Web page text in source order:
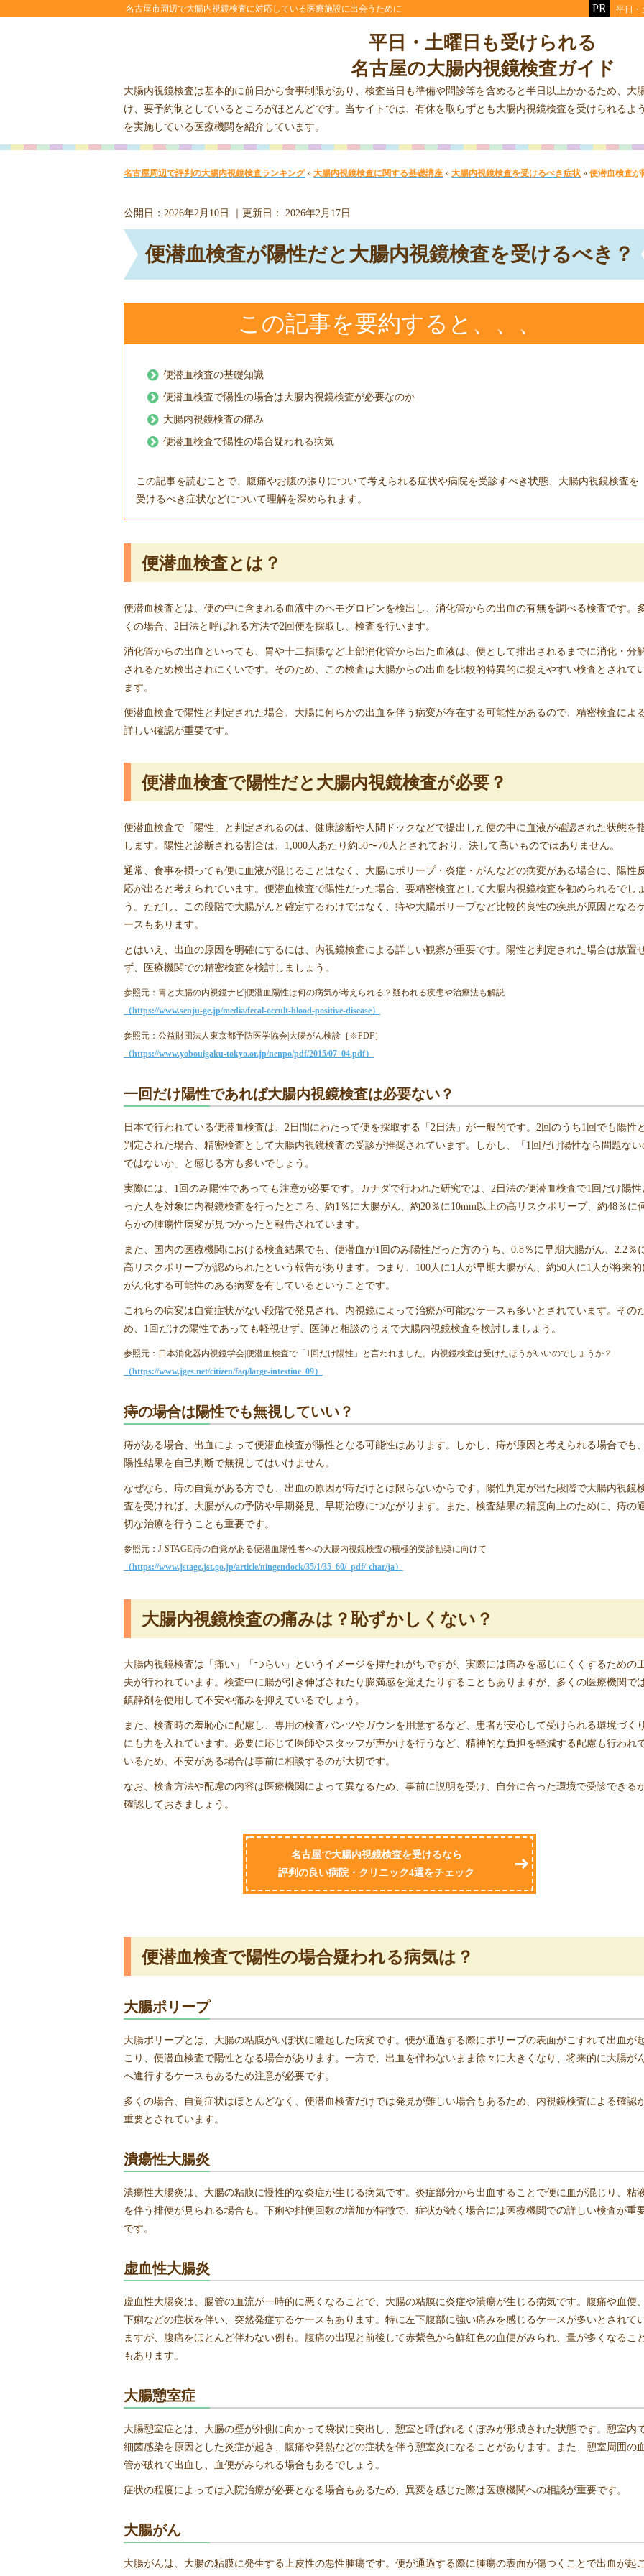
平日・
名古屋市周辺で大腸内視鏡検査に対応している医療施設に出会うために
平日・土曜日も受けられる
名古屋の大腸内視鏡検査ガイド
大腸内視鏡検査は基本的に前日から食事制限があり、検査当日も準備や問診等を含めると半日以上かかるため、大
け、要予約制としているところがほとんどです。当サイトでは、有休を取らずとも大腸内視鏡検査を受けられるよ
を実施している医療機関を紹介しています。
名古屋周辺で評判の大腸内視鏡検査ランキング» 大腸内視鏡検査に関する基礎講座 » 大腸内視鏡検査を受けるべき症状 » 便潜血検査が
公開日： 2026年2月10日 ｜更新日： 2026年2月17日
便潜血検査が陽性だと大腸内視鏡検査を受けるべき？
この記事を要約すると、、、
便潜血検査の基礎知識
便潜血検査で陽性の場合は大腸内視鏡検査が必要なのか
大腸内視鏡検査の痛み
便潜血検査で陽性の場合疑われる病気
この記事を読むことで、腹痛やお腹の張りについて考えられる症状や病院を受診すべき状態、大腸内視鏡検査を
受けるべき症状などについて理解を深められます。
便潜血検査とは？
便潜血検査とは、便の中に含まれる血液中のヘモグロビンを検出し、消化管からの出血の有無を調べる検査です。
くの場合、2日法と呼ばれる方法で2回便を採取し、検査を行います。
消化管からの出血といっても、胃や十二指腸など上部消化管から出た血液は、便として排出されるまでに消化・分
されるため検出されにくいです。そのため、この検査は大腸からの出血を比較的特異的に捉えやすい検査とされて
ます。
便潜血検査で陽性と判定された場合、大腸に何らかの出血を伴う病変が存在する可能性があるので、精密検査によ
詳しい確認が重要です。
便潜血検査で陽性だと大腸内視鏡検査が必要？
便潜血検査で「陽性」と判定されるのは、健康診断や人間ドックなどで提出した便の中に血液が確認された状態を
します。陽性と診断される割合は、1,000人あたり約50〜70人とされており、決して高いものではありません。
通常、食事を摂っても便に血液が混じることはなく、大腸にポリープ・炎症・がんなどの病変がある場合に、陽性
応が出ると考えられています。便潜血検査で陽性だった場合、要精密検査として大腸内視鏡検査を勧められるでしょ
う。ただし、この段階で大腸がんと確定するわけではなく、痔や大腸ポリープなど比較的良性の疾患が原因となる
ースもあります。
とはいえ、出血の原因を明確にするには、内視鏡検査による詳しい観察が重要です。陽性と判定された場合は放置
ず、医療機関での精密検査を検討しましょう。
参照元：胃と大腸の内視鏡ナビ|便潜血陽性は何の病気が考えられる？疑われる疾患や治療法も解説
（https://www.senju-ge.jp/media/fecal-occult-blood-positive-disease）
参照元：公益財団法人東京都予防医学協会|大腸がん検診［※PDF］
（https://www.yobouigaku-tokyo.or.jp/nenpo/pdf/2015/07_04.pdf）
一回だけ陽性であれば大腸内視鏡検査は必要ない？
日本で行われている便潜血検査は、2日間にわたって便を採取する「2日法」が一般的です。2回のうち1回でも陽性と
判定された場合、精密検査として大腸内視鏡検査の受診が推奨されています。しかし、「1回だけ陽性なら問題ない
ではないか」と感じる方も多いでしょう。
実際には、1回のみ陽性であっても注意が必要です。カナダで行われた研究では、2日法の便潜血検査で1回だけ陽性
った人を対象に内視鏡検査を行ったところ、約1％に大腸がん、約20％に10mm以上の高リスクポリープ、約48％に
らかの腫瘍性病変が見つかったと報告されています。
また、国内の医療機関における検査結果でも、便潜血が1回のみ陽性だった方のうち、0.8％に早期大腸がん、2.2％
高リスクポリープが認められたという報告があります。つまり、100人に1人が早期大腸がん、約50人に1人が将来的
がん化する可能性のある病変を有しているということです。
これらの病変は自覚症状がない段階で発見され、内視鏡によって治療が可能なケースも多いとされています。その
め、1回だけの陽性であっても軽視せず、医師と相談のうえで大腸内視鏡検査を検討しましょう。
参照元：日本消化器内視鏡学会|便潜血検査で「1回だけ陽性」と言われました。内視鏡検査は受けたほうがいいのでしょうか？
（https://www.jges.net/citizen/faq/large-intestine_09）
痔の場合は陽性でも無視していい？
痔がある場合、出血によって便潜血検査が陽性となる可能性はあります。しかし、痔が原因と考えられる場合でも、
陽性結果を自己判断で無視してはいけません。
なぜなら、痔の自覚がある方でも、出血の原因が痔だけとは限らないからです。陽性判定が出た段階で大腸内視鏡
査を受ければ、大腸がんの予防や早期発見、早期治療につながります。また、検査結果の精度向上のために、痔の
切な治療を行うことも重要です。
参照元：J-STAGE|痔の自覚がある便潜血陽性者への大腸内視鏡検査の積極的受診勧奨に向けて
（https://www.jstage.jst.go.jp/article/ningendock/35/1/35_60/_pdf/-char/ja）
大腸内視鏡検査の痛みは？恥ずかしくない？
大腸内視鏡検査は「痛い」「つらい」というイメージを持たれがちですが、実際には痛みを感じにくくするための
夫が行われています。検査中に腸が引き伸ばされたり膨満感を覚えたりすることもありますが、多くの医療機関で
鎮静剤を使用して不安や痛みを抑えているでしょう。
また、検査時の羞恥心に配慮し、専用の検査パンツやガウンを用意するなど、患者が安心して受けられる環境づくり
にも力を入れています。必要に応じて医師やスタッフが声かけを行うなど、精神的な負担を軽減する配慮も行われ
いるため、不安がある場合は事前に相談するのが大切です。
なお、検査方法や配慮の内容は医療機関によって異なるため、事前に説明を受け、自分に合った環境で受診できる
確認しておきましょう。
名古屋で大腸内視鏡検査を受けるなら
評判の良い病院・クリニック4選をチェック
便潜血検査で陽性の場合疑われる病気は？
大腸ポリープ
大腸ポリープとは、大腸の粘膜がいぼ状に隆起した病変です。便が通過する際にポリープの表面がこすれて出血が
こり、便潜血検査で陽性となる場合があります。一方で、出血を伴わないまま徐々に大きくなり、将来的に大腸が
へ進行するケースもあるため注意が必要です。
多くの場合、自覚症状はほとんどなく、便潜血検査だけでは発見が難しい場合もあるため、内視鏡検査による確認
重要とされています。
潰瘍性大腸炎
潰瘍性大腸炎は、大腸の粘膜に慢性的な炎症が生じる病気です。炎症部分から出血することで便に血が混じり、粘
を伴う排便が見られる場合も。下痢や排便回数の増加が特徴で、症状が続く場合には医療機関での詳しい検査が重
です。
虚血性大腸炎
虚血性大腸炎は、腸管の血流が一時的に悪くなることで、大腸の粘膜に炎症や潰瘍が生じる病気です。腹痛や血便、
下痢などの症状を伴い、突然発症するケースもあります。特に左下腹部に強い痛みを感じるケースが多いとされて
ますが、腹痛をほとんど伴わない例も。腹痛の出現と前後して赤紫色から鮮紅色の血便がみられ、量が多くなること
もあります。
大腸憩室症
大腸憩室症とは、大腸の壁が外側に向かって袋状に突出し、憩室と呼ばれるくぼみが形成された状態です。憩室内
細菌感染を原因とした炎症が起き、腹痛や発熱などの症状を伴う憩室炎になることがあります。また、憩室周囲の
管が破れて出血し、血便がみられる場合もあるでしょう。
症状の程度によっては入院治療が必要となる場合もあるため、異変を感じた際は医療機関への相談が重要です。
大腸がん
大腸がんは、大腸の粘膜に発生する上皮性の悪性腫瘍です。便が通過する際に腫瘍の表面が傷つくことで出血が起こ